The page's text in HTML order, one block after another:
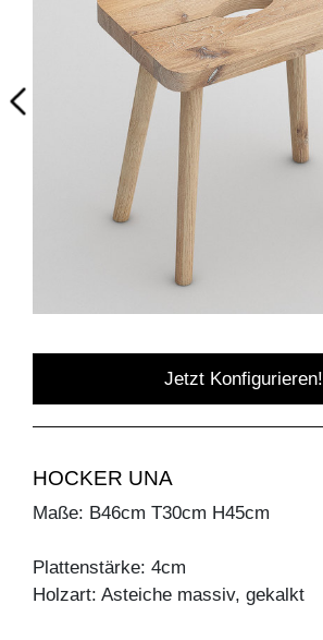
Jetzt Konfigurieren!
HOCKER UNA
Maße: B46cm T30cm H45cm
Plattenstärke: 4cm
Holzart: Asteiche massiv, gekalkt